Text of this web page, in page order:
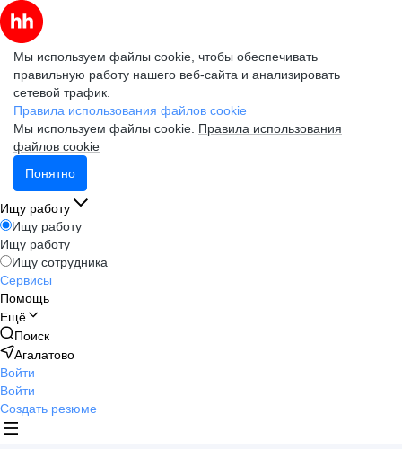
Мы используем файлы cookie, чтобы обеспечивать
правильную работу нашего веб-сайта и анализировать
сетевой трафик.
Правила использования файлов cookie
Мы используем файлы cookie. Правила использования
файлов cookie
Понятно
Ищу работу
Ищу работу
Ищу работу
Ищу сотрудника
Сервисы
Помощь
Ещё
Поиск
Агалатово
Войти
Войти
Создать резюме